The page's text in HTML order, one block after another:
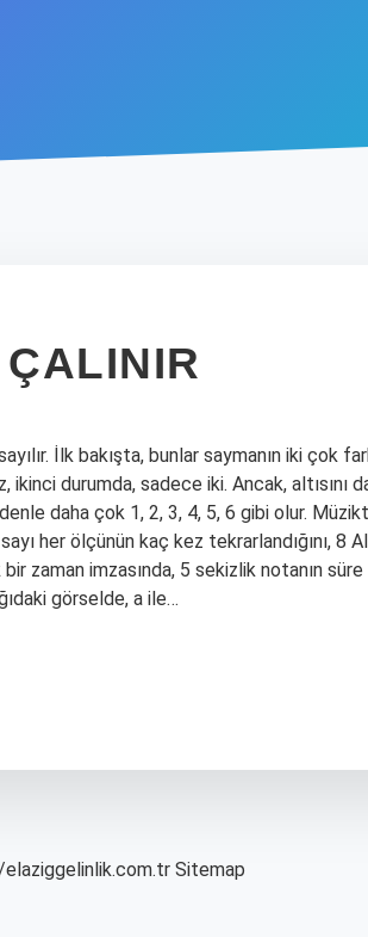
İlk bakışta, bunlar saymanın iki çok
ikinci durumda, sadece iki. Ancak, altısını
daha çok 1, 2, 3, 4, 5, 6 gibi olur.
her ölçünün kaç kez tekrarlandığını, 8
zaman imzasında, 5 sekizlik notanın süre
görselde, a ile…
Sitemap